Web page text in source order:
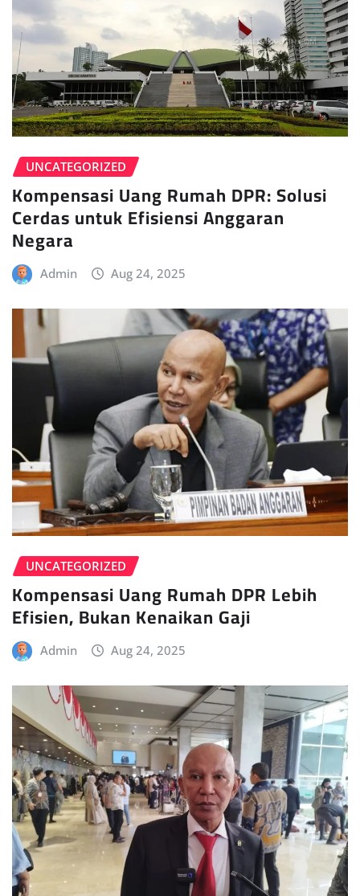
UNCATEGORIZED
Kompensasi Uang Rumah DPR: Solusi
Cerdas untuk Efisiensi Anggaran
Negara
Admin Aug 24, 2025
UNCATEGORIZED
Kompensasi Uang Rumah DPR Lebih
Efisien, Bukan Kenaikan Gaji
Admin Aug 24, 2025